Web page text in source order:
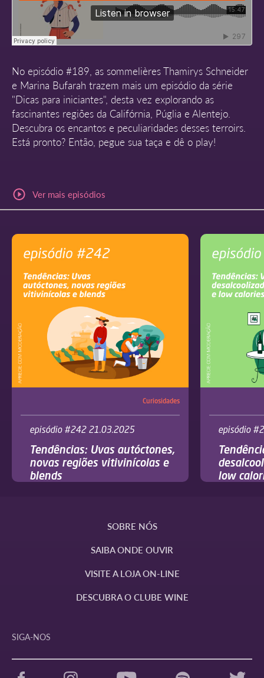
No episódio #189, as sommelières Thamirys Schneider
e Marina Bufarah trazem mais um episódio da série
"Dicas para iniciantes", desta vez explorando as
fascinantes regiões da Califórnia, Púglia e Alentejo.
Descubra os encantos e peculiaridades desses terroirs.
Está pronto? Então, pegue sua taça e dê o play!
Ver mais episódios
Curiosidades
episódio #242 21.03.2025
Tendências: Uvas autóctones,
novas regiões vitivinícolas e
blends
episódio
low
SOBRE NÓS
SAIBA ONDE OUVIR
VISITE A LOJA ON-LINE
DESCUBRA O CLUBE WINE
SIGA-NOS